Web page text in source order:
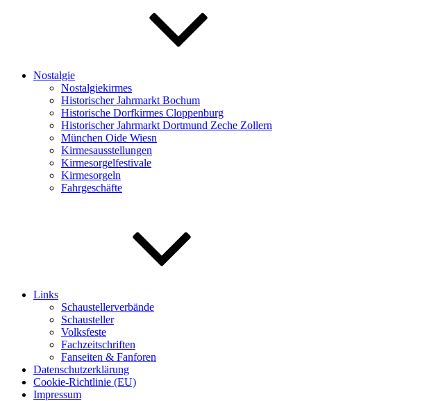
Nostalgie
Nostalgiekirmes
Historischer Jahrmarkt Bochum
Historische Dorfkirmes Cloppenburg
Historischer Jahrmarkt Dortmund Zeche Zollern
München Oide Wiesn
Kirmesausstellungen
Kirmesorgelfestivale
Kirmesorgeln
Fahrgeschäfte
Links
Schaustellerverbände
Schausteller
Volksfeste
Fachzeitschriften
Fanseiten & Fanforen
Datenschutzerklärung
Cookie-Richtlinie (EU)
Impressum